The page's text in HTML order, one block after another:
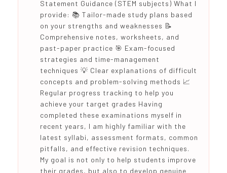
Statement Guidance (STEM subjects) What I
provide: 📚 Tailor-made study plans based
on your strengths and weaknesses 📝
Comprehensive notes, worksheets, and
past-paper practice 🎯 Exam-focused
strategies and time-management
techniques 💡 Clear explanations of difficult
concepts and problem-solving methods 📈
Regular progress tracking to help you
achieve your target grades Having
completed these examinations myself in
recent years, I am highly familiar with the
latest syllabi, assessment formats, common
pitfalls, and effective revision techniques.
My goal is not only to help students improve
their grades, but also to develop genuine